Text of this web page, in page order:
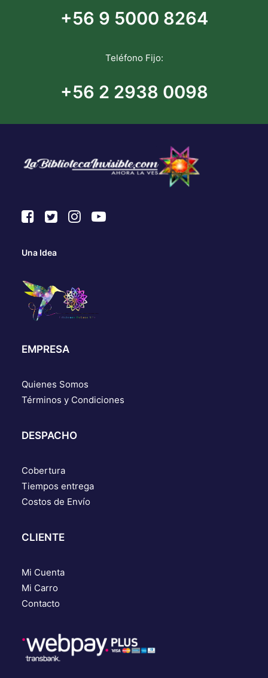
+56 9 5000 8264
Teléfono Fijo:
+56 2 2938 0098
Una Idea
EMPRESA
Quienes Somos
Términos y Condiciones
DESPACHO
Cobertura
Tiempos entrega
Costos de Envío
CLIENTE
Mi Cuenta
Mi Carro
Contacto